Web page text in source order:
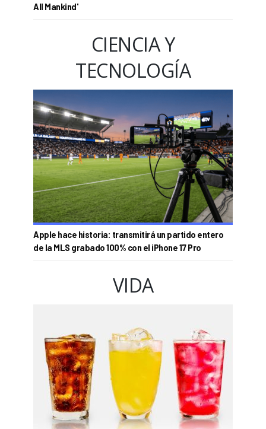
All Mankind'
CIENCIA Y
TECNOLOGÍA
Apple hace historia: transmitirá un partido entero
de la MLS grabado 100% con el iPhone 17 Pro
VIDA